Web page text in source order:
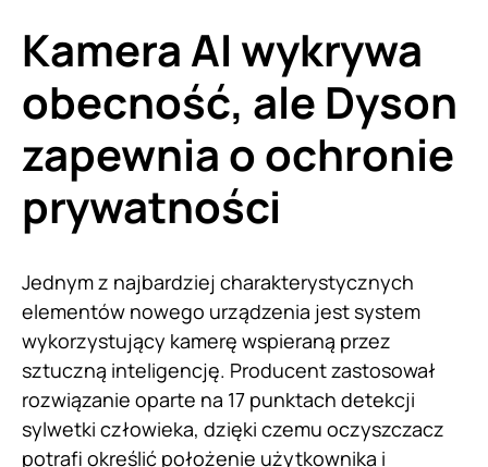
Kamera AI wykrywa
obecność, ale Dyson
zapewnia o ochronie
prywatności
Jednym z najbardziej charakterystycznych
elementów nowego urządzenia jest system
wykorzystujący kamerę wspieraną przez
sztuczną inteligencję. Producent zastosował
rozwiązanie oparte na 17 punktach detekcji
sylwetki człowieka, dzięki czemu oczyszczacz
potrafi określić położenie użytkownika i